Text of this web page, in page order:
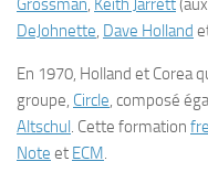
Grossman, Keith Jarrett
DeJohnette, Dave Holland
En 1970, Holland et Corea
groupe, Circle, composé
Altschul. Cette formation
Note et ECM.